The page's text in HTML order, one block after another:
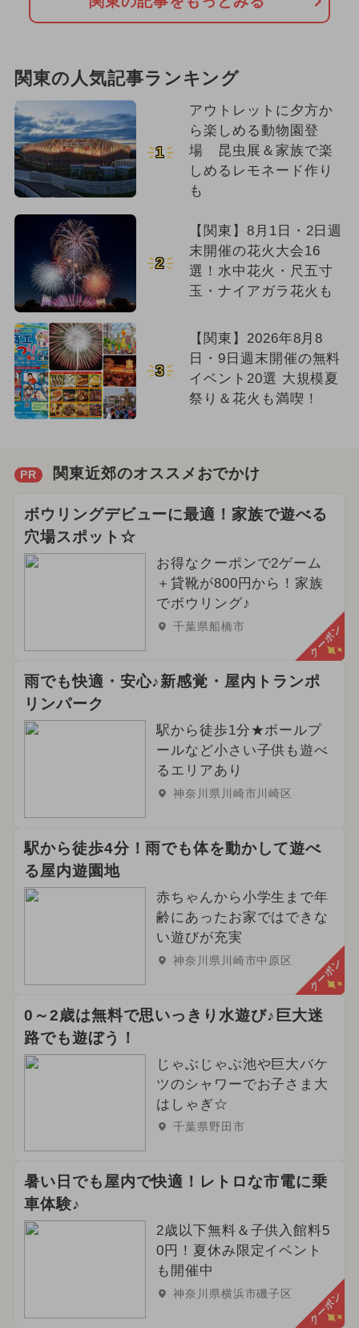
関東の人気記事ランキング
1
アウトレットに夕方か
ら楽しめる動物園登
場 昆虫展＆家族で楽
しめるレモネード作り
も
2
【関東】8月1日・2日週
末開催の花火大会16
選！水中花火・尺五寸
玉・ナイアガラ花火も
3
【関東】2026年8月8
日・9日週末開催の無料
イベント20選 大規模夏
祭り＆花火も満喫！
PR 関東近郊のオススメおでかけ
ボウリングデビューに最適！家族で遊べる
穴場スポット☆
お得なクーポンで2ゲーム
＋貸靴が800円から！家族
でボウリング♪
千葉県船橋市 クーポン
雨でも快適・安心♪新感覚・屋内トランポ
リンパーク
駅から徒歩1分★ボールプ
ールなど小さい子供も遊べ
るエリアあり
神奈川県川崎市川崎区
駅から徒歩4分！雨でも体を動かして遊べ
る屋内遊園地
赤ちゃんから小学生まで年
齢にあったお家ではできな
い遊びが充実
神奈川県川崎市中原区 クーポン
0～2歳は無料で思いっきり水遊び♪巨大迷
路でも遊ぼう！
じゃぶじゃぶ池や巨大バケ
ツのシャワーでお子さま大
はしゃぎ☆
千葉県野田市
暑い日でも屋内で快適！レトロな市電に乗
車体験♪
2歳以下無料＆子供入館料5
0円！夏休み限定イベント
も開催中
神奈川県横浜市磯子区 クーポン